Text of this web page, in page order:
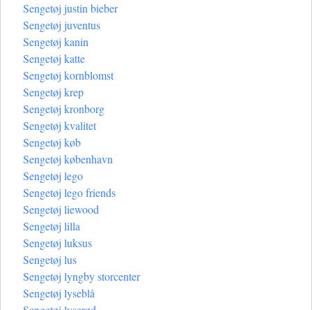
Sengetøj justin bieber
Sengetøj juventus
Sengetøj kanin
Sengetøj katte
Sengetøj kornblomst
Sengetøj krep
Sengetøj kronborg
Sengetøj kvalitet
Sengetøj køb
Sengetøj københavn
Sengetøj lego
Sengetøj lego friends
Sengetøj liewood
Sengetøj lilla
Sengetøj luksus
Sengetøj lus
Sengetøj lyngby storcenter
Sengetøj lyseblå